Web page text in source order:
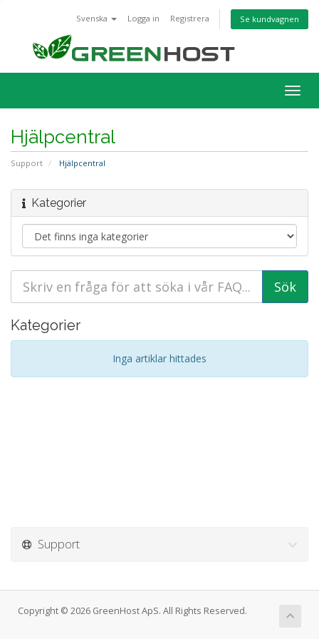
Svenska Logga in Registrera Se kundvagnen
Hjälpcentral
Support Hjälpcentral
Kategorier
Kategorier
Inga artiklar hittades
Support
Copyright © 2026 GreenHost ApS. All Rights Reserved.